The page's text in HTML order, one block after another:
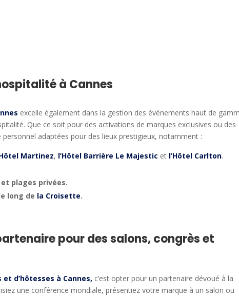
à Cannes
excelle également dans la gestion des événements haut de
Que ce soit pour des activations de marques exclusives ou des
adaptées pour des lieux prestigieux, notamment :
Martinez, l’Hôtel Barrière Le Majestic et l’Hôtel Carlton.
plages privées.
long de la Croisette.
pour des salons, congrès et
et d’hôtesses à Cannes, c’est opter pour un partenaire dévoué à la
une conférence mondiale, présentiez votre marque à un salon ou